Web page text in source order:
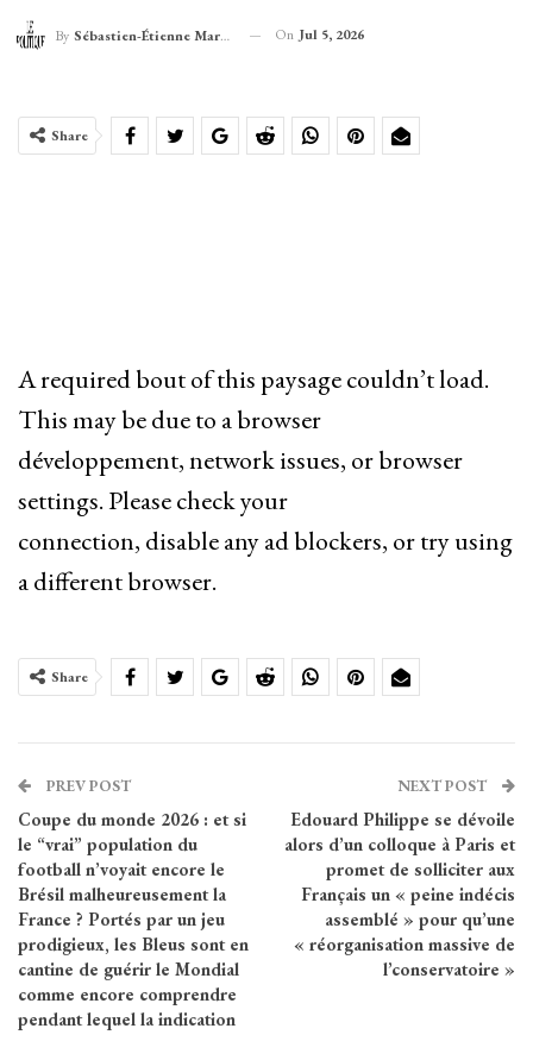
By Sébastien-Étienne Marechal On Jul 5, 2026
Share
A required bout of this paysage couldn’t load.
This may be due to a browser
développement, network issues, or browser
settings. Please check your
connection, disable any ad blockers, or try using
a different browser.
Share
PREV POST
Coupe du monde 2026 : et si
le “vrai” population du
football n’voyait encore le
Brésil malheureusement la
France ? Portés par un jeu
prodigieux, les Bleus sont en
cantine de guérir le Mondial
comme encore comprendre
pendant lequel la indication
NEXT POST
Edouard Philippe se dévoile
alors d’un colloque à Paris et
promet de solliciter aux
Français un « peine indécis
assemblé » pour qu’une
« réorganisation massive de
l’conservatoire »